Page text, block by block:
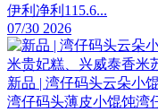
伊利净利115.6...
07/30 2026
新品 | 湾仔码头云朵小
湾仔码头薄皮小馄饨湾